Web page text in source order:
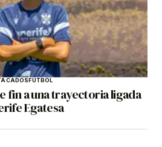
FÚTBOL
fin a una trayectoria ligada
Egatesa